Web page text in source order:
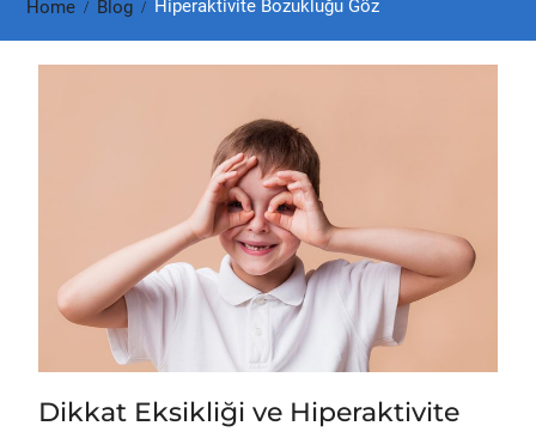
Home Blog Hiperaktivite Bozukluğu Göz
Dikkat Eksikliği ve Hiperaktivite